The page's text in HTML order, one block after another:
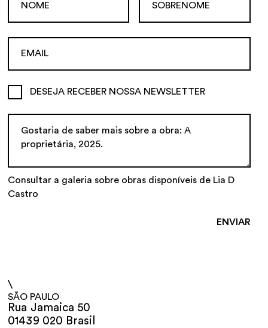
DESEJA RECEBER NOSSA NEWSLETTER
Consultar a galeria sobre obras disponíveis de Lia D
Castro
\
SÃO PAULO
Rua Jamaica 50
01439 020 Brasil